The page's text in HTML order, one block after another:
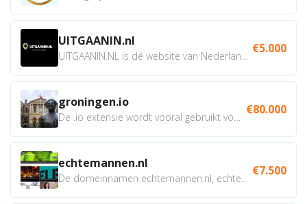
UITGAANIN.nl €5.000
groningen.io €80.000
echtemannen.nl €7.500